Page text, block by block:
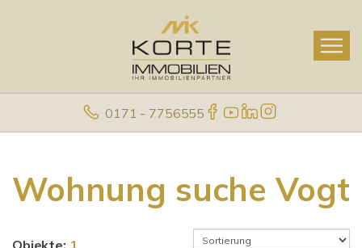
0171 - 7756555
Wohnung suche Vogt
Objekte: 1